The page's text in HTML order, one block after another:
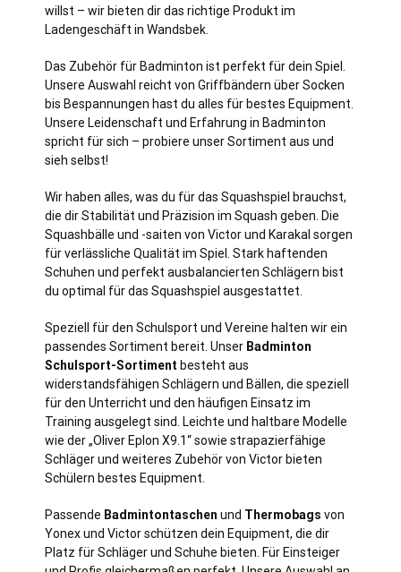
willst – wir bieten dir das richtige Produkt im
Ladengeschäft in Wandsbek.
Das Zubehör für Badminton ist perfekt für dein Spiel.
Unsere Auswahl reicht von Griffbändern über Socken
bis Bespannungen hast du alles für bestes Equipment.
Unsere Leidenschaft und Erfahrung in Badminton
spricht für sich – probiere unser Sortiment aus und
sieh selbst!
Wir haben alles, was du für das Squashspiel brauchst,
die dir Stabilität und Präzision im Squash geben. Die
Squashbälle und -saiten von Victor und Karakal sorgen
für verlässliche Qualität im Spiel. Stark haftenden
Schuhen und perfekt ausbalancierten Schlägern bist
du optimal für das Squashspiel ausgestattet.
Speziell für den Schulsport und Vereine halten wir ein
passendes Sortiment bereit. Unser Badminton
Schulsport-Sortiment besteht aus
widerstandsfähigen Schlägern und Bällen, die speziell
für den Unterricht und den häufigen Einsatz im
Training ausgelegt sind. Leichte und haltbare Modelle
wie der „Oliver Eplon X9.1“ sowie strapazierfähige
Schläger und weiteres Zubehör von Victor bieten
Schülern bestes Equipment.
Passende Badmintontaschen und Thermobags von
Yonex und Victor schützen dein Equipment, die dir
Platz für Schläger und Schuhe bieten. Für Einsteiger